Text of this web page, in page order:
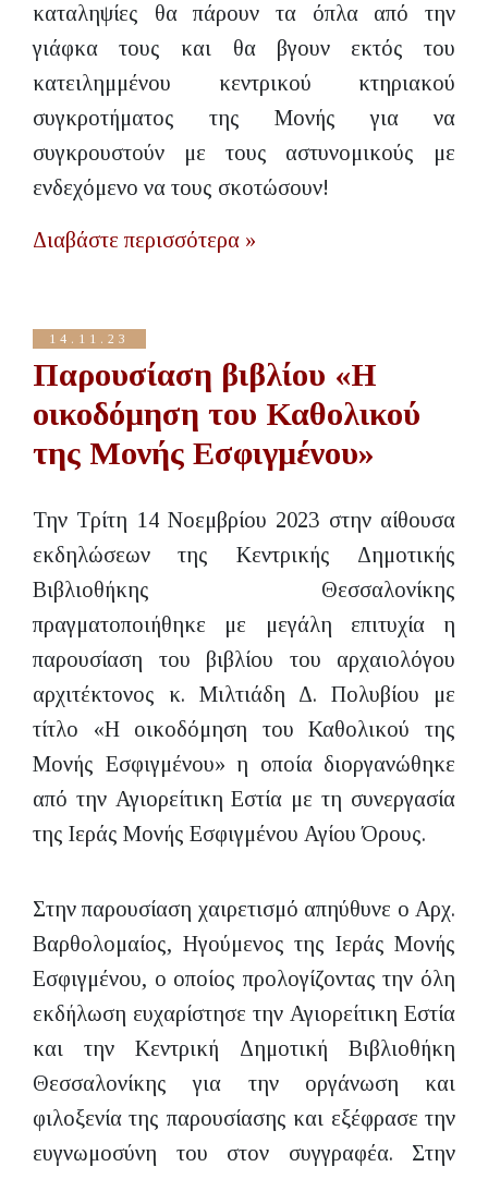
καταληψίες θα πάρουν τα όπλα από την
γιάφκα τους και θα βγουν εκτός του
κατειλημμένου κεντρικού κτηριακού
συγκροτήματος της Μονής για να
συγκρουστούν με τους αστυνομικούς με
ενδεχόμενο να τους σκοτώσουν!
Διαβάστε περισσότερα »
14.11.23
Παρουσίαση βιβλίου «Η
οικοδόμηση του Καθολικού
της Μονής Εσφιγμένου»
Την Τρίτη 14 Νοεμβρίου 2023 στην αίθουσα
εκδηλώσεων της Κεντρικής Δημοτικής
Βιβλιοθήκης Θεσσαλονίκης
πραγματοποιήθηκε με μεγάλη επιτυχία η
παρουσίαση του βιβλίου του αρχαιολόγου
αρχιτέκτονος κ. Μιλτιάδη Δ. Πολυβίου με
τίτλο «Η οικοδόμηση του Καθολικού της
Μονής Εσφιγμένου» η οποία διοργανώθηκε
από την Αγιορείτικη Εστία με τη συνεργασία
της Ιεράς Μονής Εσφιγμένου Αγίου Όρους.
Στην παρουσίαση χαιρετισμό απηύθυνε ο Αρχ.
Βαρθολομαίος, Ηγούμενος της Ιεράς Μονής
Εσφιγμένου, ο οποίος προλογίζοντας την όλη
εκδήλωση ευχαρίστησε την Αγιορείτικη Εστία
και την Κεντρική Δημοτική Βιβλιοθήκη
Θεσσαλονίκης για την οργάνωση και
φιλοξενία της παρουσίασης και εξέφρασε την
ευγνωμοσύνη του στον συγγραφέα. Στην